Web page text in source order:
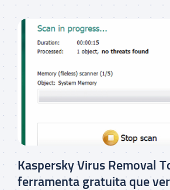
Kaspersky Virus Removal
ferramenta gratuita que